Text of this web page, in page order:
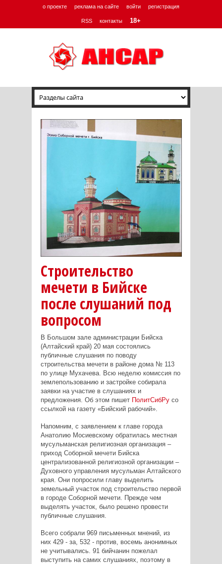
о проекте реклама на сайте войти регистрация
RSS контакты 18+
Строительство
мечети в Бийске
после слушаний под
вопросом
В Большом зале администрации Бийска
(Алтайский край) 20 мая состоялись
публичные слушания по поводу
строительства мечети в районе дома № 113
по улице Мухачева. Всю неделю комиссия по
землепользованию и застройке собирала
заявки на участие в слушаниях и
предложения. Об этом пишет ПолитСибРусо
ссылкой на газету «Бийский рабочий».
Напомним, с заявлением к главе города
Анатолию Мосиевскому обратилась местная
мусульманская религиозная организация –
приход Соборной мечети Бийска
централизованной религиозной организации –
Духовного управления мусульман Алтайского
края. Они попросили главу выделить
земельный участок под строительство первой
в городе Соборной мечети. Прежде чем
выделять участок, было решено провести
публичные слушания.
Всего собрали 969 письменных мнений, из
них 429 - за, 532 - против, восемь анонимных
не учитывались. 91 бийчанин пожелал
выступить на самих слушаниях, поэтому в